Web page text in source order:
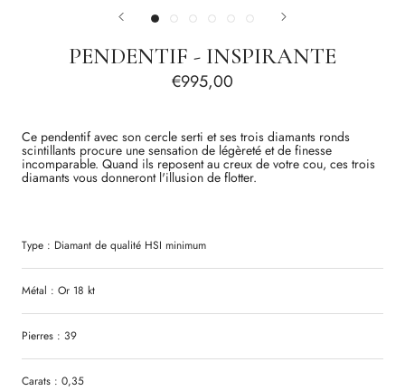
PENDENTIF - INSPIRANTE
€995,00
Ce pendentif avec son cercle serti et ses trois diamants ronds
scintillants procure une sensation de légèreté et de finesse
incomparable. Quand ils reposent au creux de votre cou, ces trois
diamants vous donneront l'illusion de flotter.
Type : Diamant de qualité HSI minimum
Métal : Or 18 kt
Pierres : 39
Carats : 0,35